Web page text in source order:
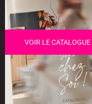
VOIR LE CATALOGUE